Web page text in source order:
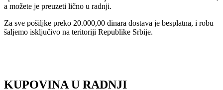
a možete je preuzeti lično u radnji.
Za sve pošiljke preko 20.000,00 dinara dostava je besplatna, i robu
šaljemo isključivo na teritoriji Republike Srbije.
KUPOVINA U RADNJI